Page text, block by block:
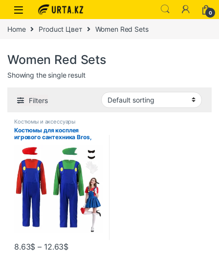
0
Home Product Цвет Women Red Sets
Women Red Sets
Showing the single result
Filters
Костюмы и аксессуары
Костюмы для косплея
игрового сантехника Bros,
наряды на Хэллоуин для
мужчин и женщин,
необычный комбинезон со
шляпой, перчатки с усами
8.63$ – 12.63$